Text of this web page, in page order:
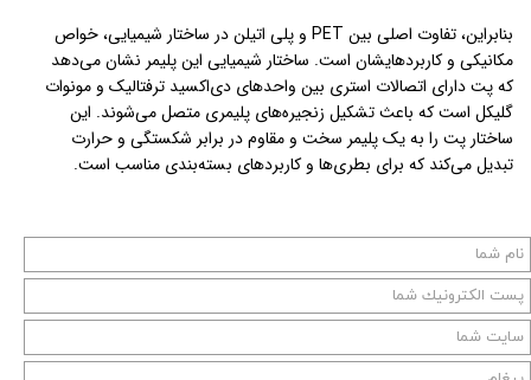
بنابراین، تفاوت اصلی بین PET و پلی اتیلن در ساختار شیمیایی، خواص
مکانیکی و کاربردهایشان است. ساختار شیمیایی این پلیمر نشان می‌دهد
که پت دارای اتصالات استری بین واحدهای دی‌اکسید ترفتالیک و مونوات
گلیکل است که باعث تشکیل زنجیره‌های پلیمری متصل می‌شوند. این
ساختار پت را به یک پلیمر سخت و مقاوم در برابر شکستگی و حرارت
تبدیل می‌کند که برای بطری‌ها و کاربردهای بسته‌بندی مناسب است.